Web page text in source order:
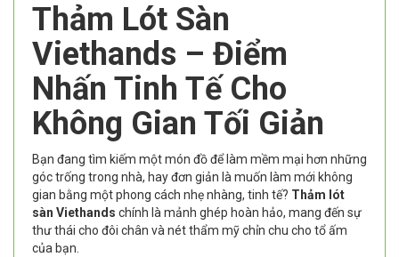
Thảm Lót Sàn
Viethands – Điểm
Nhấn Tinh Tế Cho
Không Gian Tối Giản
Bạn đang tìm kiếm một món đồ để làm mềm mại hơn những
góc trống trong nhà, hay đơn giản là muốn làm mới không
gian bằng một phong cách nhẹ nhàng, tinh tế? Thảm lót
sàn Viethands chính là mảnh ghép hoàn hảo, mang đến sự
thư thái cho đôi chân và nét thẩm mỹ chỉn chu cho tổ ấm
của bạn.